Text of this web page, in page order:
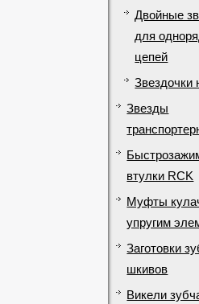
Двойные
для
цепей
Звездочки
Звезды
втулки RCK
Муфты
упругим
Заготовки
шкивов
Викели